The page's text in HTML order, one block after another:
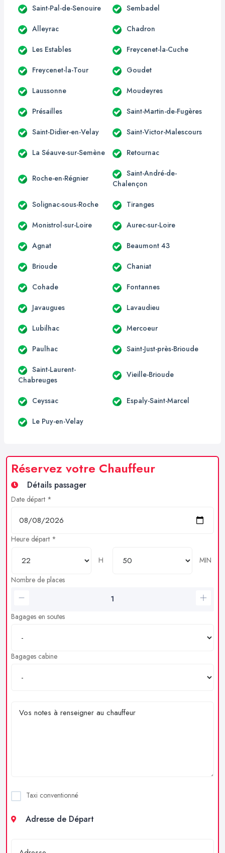
Saint-Pal-de-Senouire Sembadel
Alleyrac Chadron
Les Estables Freycenet-la-Cuche
Freycenet-la-Tour Goudet
Laussonne Moudeyres
Présailles Saint-Martin-de-Fugères
Saint-Didier-en-Velay Saint-Victor-Malescours
La Séauve-sur-Semène Retournac
Roche-en-Régnier
Saint-André-de-
Chalençon
Solignac-sous-Roche Tiranges
Monistrol-sur-Loire Aurec-sur-Loire
Agnat Beaumont 43
Brioude Chaniat
Cohade Fontannes
Javaugues Lavaudieu
Lubilhac Mercoeur
Paulhac Saint-Just-près-Brioude
Saint-Laurent-
Chabreuges
Vieille-Brioude
Ceyssac Espaly-Saint-Marcel
Le Puy-en-Velay
Réservez votre Chauffeur
Détails passager
Date départ *
Heure départ *
H
MIN
Nombre de places
Bagages en soutes
Bagages cabine
Taxi conventionné
Adresse de Départ